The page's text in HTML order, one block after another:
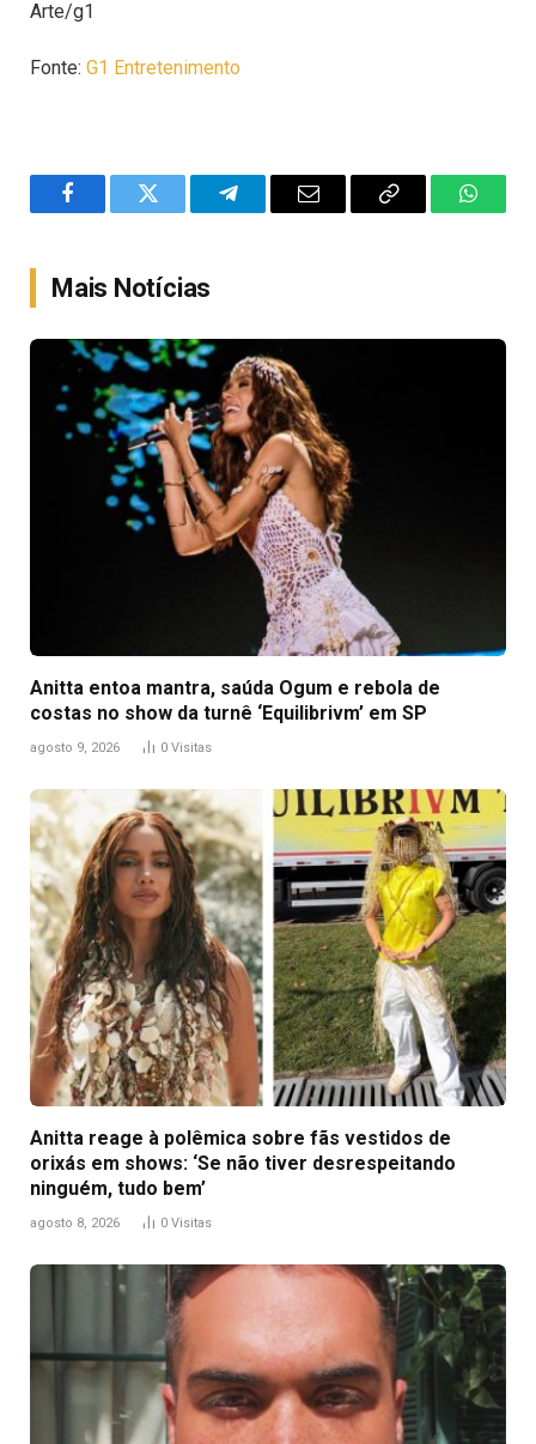
Arte/g1
Fonte: G1 Entretenimento
FacebookTwitter TelegramEmail
Copy
Mais Notícias
Anitta entoa mantra, saúda Ogum e rebola de
costas no show da turnê ‘Equilibrivm’ em SP
agosto 9, 2026 0 Visitas
Anitta reage à polêmica sobre fãs vestidos de
orixás em shows: ‘Se não tiver desrespeitando
ninguém, tudo bem’
agosto 8, 2026 0 Visitas